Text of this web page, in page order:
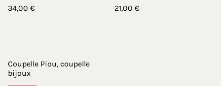
34,00 € 21,00 €
Coupelle Piou, coupelle
bijoux